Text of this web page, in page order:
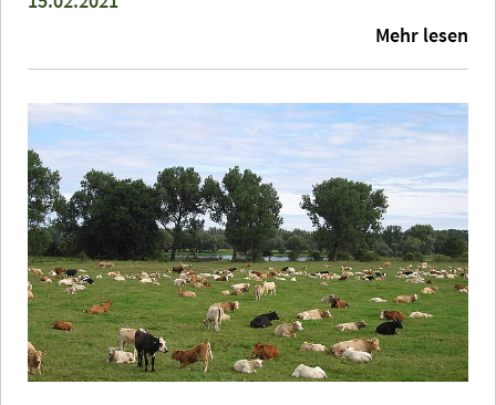
Mehr lesen